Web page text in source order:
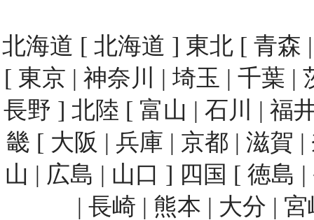
北海道 [ 北海道 ] 東北 [ 青森
[ 東京 | 神奈川 | 埼玉 | 千葉 |
長野 ] 北陸 [ 富山 | 石川 | 福
畿 [ 大阪 | 兵庫 | 京都 | 滋賀
山 | 広島 | 山口 ] 四国 [ 徳島
| 長崎 | 熊本 | 大分 |